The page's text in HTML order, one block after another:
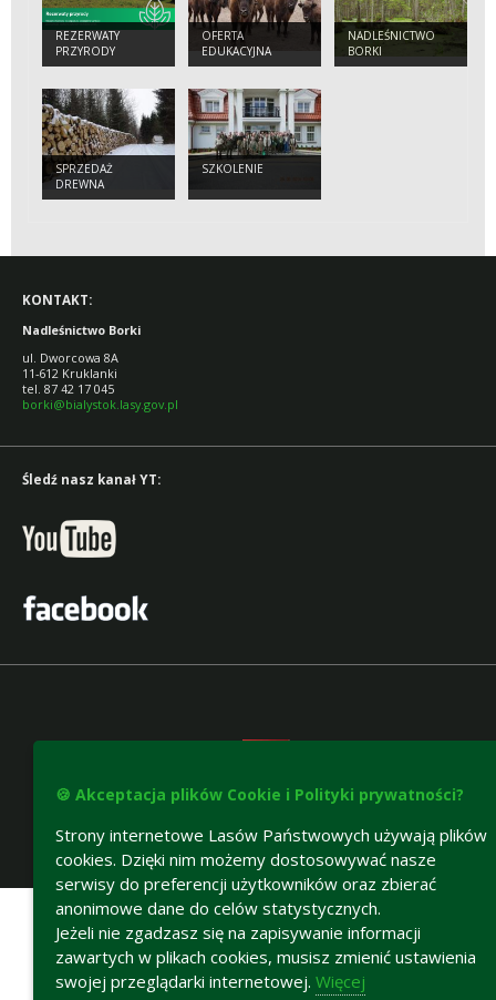
REZERWATY
PRZYRODY
OFERTA
EDUKACYJNA
NADLEŚNICTWO
BORKI
SPRZEDAŻ
DREWNA
SZKOLENIE
KONTAKT:
Nadleśnictwo Borki
ul. Dworcowa 8A
11-612 Kruklanki
tel. 87 42 17 045
borki@bialystok.lasy.gov.pl
Śledź nasz kanał YT:
Deklaracja dostępności
🍪 Akceptacja plików Cookie i Polityki prywatności?
Strony internetowe Lasów Państwowych używają plików
cookies. Dzięki nim możemy dostosowywać nasze
serwisy do preferencji użytkowników oraz zbierać
anonimowe dane do celów statystycznych.
Jeżeli nie zgadzasz się na zapisywanie informacji
zawartych w plikach cookies, musisz zmienić ustawienia
swojej przeglądarki internetowej. Więcej